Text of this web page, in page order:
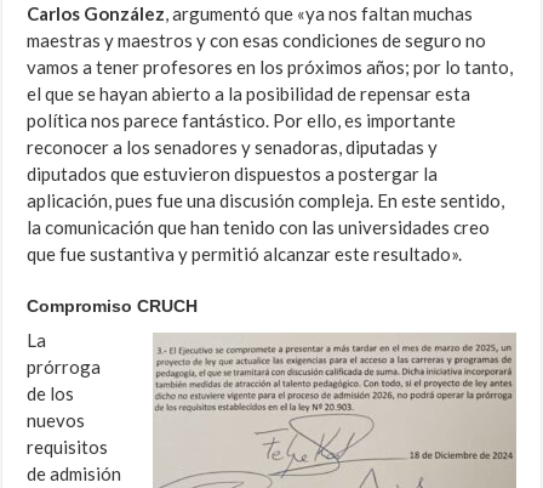
Carlos González, argumentó que «ya nos faltan muchas
maestras y maestros y con esas condiciones de seguro no
vamos a tener profesores en los próximos años; por lo tanto,
el que se hayan abierto a la posibilidad de repensar esta
política nos parece fantástico. Por ello, es importante
reconocer a los senadores y senadoras, diputadas y
diputados que estuvieron dispuestos a postergar la
aplicación, pues fue una discusión compleja. En este sentido,
la comunicación que han tenido con las universidades creo
que fue sustantiva y permitió alcanzar este resultado».
Compromiso CRUCH
La
prórroga
de los
nuevos
requisitos
de admisión